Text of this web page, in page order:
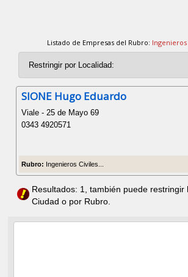
Listado de Empresas del Rubro: Ingenieros
SIONE Hugo Eduardo
Viale - 25 de Mayo 69
0343 4920571
Rubro: Ingenieros Civiles...
Resultados: 1, también puede restringir
Ciudad o por Rubro.